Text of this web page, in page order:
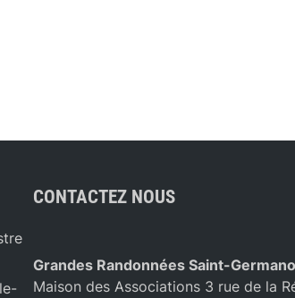
CONTACTEZ NOUS
Grandes Randonnées Saint-
Maison des Associations 3 rue de la